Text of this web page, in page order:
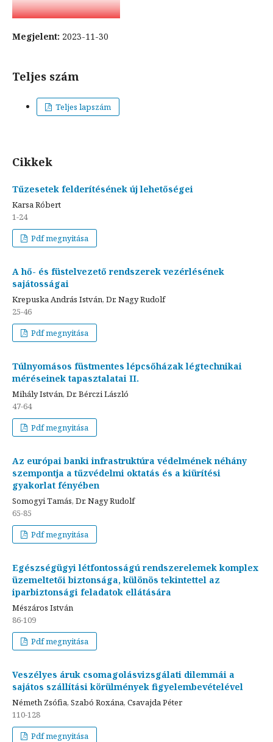
Megjelent: 2023-11-30
Teljes szám
Teljes lapszám
Cikkek
Tűzesetek felderítésének új lehetőségei
Karsa Róbert
1-24
Pdf megnyitása
A hő- és füstelvezető rendszerek vezérlésének
sajátosságai
Krepuska András István, Dr. Nagy Rudolf
25-46
Pdf megnyitása
Túlnyomásos füstmentes lépcsőházak légtechnikai
méréseinek tapasztalatai II.
Mihály István, Dr. Bérczi László
47-64
Pdf megnyitása
Az európai banki infrastruktúra védelmének néhány
szempontja a tűzvédelmi oktatás és a kiürítési
gyakorlat fényében
Somogyi Tamás, Dr. Nagy Rudolf
65-85
Pdf megnyitása
Egészségügyi létfontosságú rendszerelemek komplex
üzemeltetői biztonsága, különös tekintettel az
iparbiztonsági feladatok ellátására
Mészáros István
86-109
Pdf megnyitása
Veszélyes áruk csomagolásvizsgálati dilemmái a
sajátos szállítási körülmények figyelembevételével
Németh Zsófia, Szabó Roxána, Csavajda Péter
110-128
Pdf megnyitása